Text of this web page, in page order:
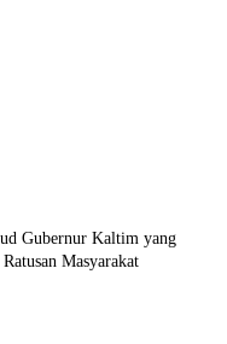
Gubernur Kaltim yang
Masyarakat